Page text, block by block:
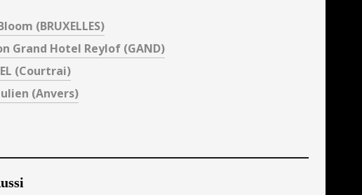
(BRUXELLES)
Grand Hotel Reylof (GAND)
(Courtrai)
(Anvers)